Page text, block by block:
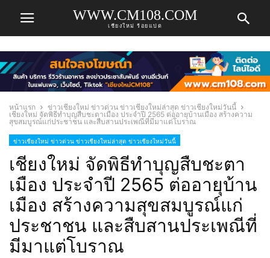
WWW.CM108.COM
เชียงใหม่ ร้อยแปด
หน้าแรก
ข่าวเชียงใหม่ ข่าวด่วน ข่าวเชียงใหม่ล่าสุด ข่าวเชียงใหม่วันนี้
เชียงใหม่ จัดพิธีทำบุญสืบชะตาเมือง ประจำปี 2565 ต่ออายุบ้านเมือง สร้างความ
สุขสมบูรณ์แก่ประชาชน และสืบสานประเพณีที่มีมาแต่โบราณ
ข่าวเชียงใหม่ ข่าวด่วน ข่าวเชียงใหม่ล่าสุด ข่าวเชียงใหม่วันนี้
เชียงใหม่ จัดพิธีทำบุญสืบชะตา
เมือง ประจำปี 2565 ต่ออายุบ้าน
เมือง สร้างความสุขสมบูรณ์แก่
ประชาชน และสืบสานประเพณีที่
มีมาแต่โบราณ